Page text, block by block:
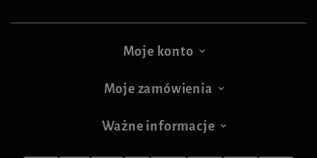
Moje konto
Moje zamówienia
Ważne informacje